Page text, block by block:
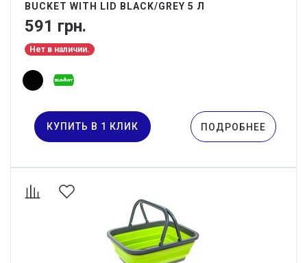
BUCKET WITH LID BLACK/GREY 5 Л
591 грн.
Нет в наличии.
КУПИТЬ В 1 КЛИК ПОДРОБНЕЕ